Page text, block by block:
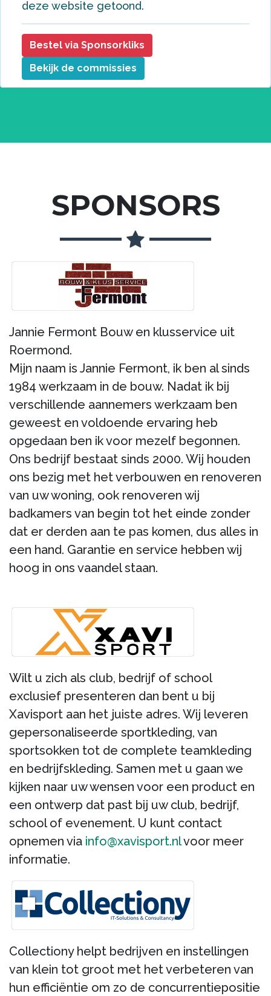
deze website getoond.
Bestel via Sponsorkliks
Bekijk de commissies
SPONSORS
Jannie Fermont Bouw en klusservice uit
Roermond.
Mijn naam is Jannie Fermont, ik ben al sinds
1984 werkzaam in de bouw. Nadat ik bij
verschillende aannemers werkzaam ben
geweest en voldoende ervaring heb
opgedaan ben ik voor mezelf begonnen.
Ons bedrijf bestaat sinds 2000. Wij houden
ons bezig met het verbouwen en renoveren
van uw woning, ook renoveren wij
badkamers van begin tot het einde zonder
dat er derden aan te pas komen, dus alles in
een hand. Garantie en service hebben wij
hoog in ons vaandel staan.
Wilt u zich als club, bedrijf of school
exclusief presenteren dan bent u bij
Xavisport aan het juiste adres. Wij leveren
gepersonaliseerde sportkleding, van
sportsokken tot de complete teamkleding
en bedrijfskleding. Samen met u gaan we
kijken naar uw wensen voor een product en
een ontwerp dat past bij uw club, bedrijf,
school of evenement. U kunt contact
opnemen via info@xavisport.nlvoor meer
informatie.
Collectiony helpt bedrijven en instellingen
van klein tot groot met het verbeteren van
hun efficiëntie om zo de concurrentiepositie